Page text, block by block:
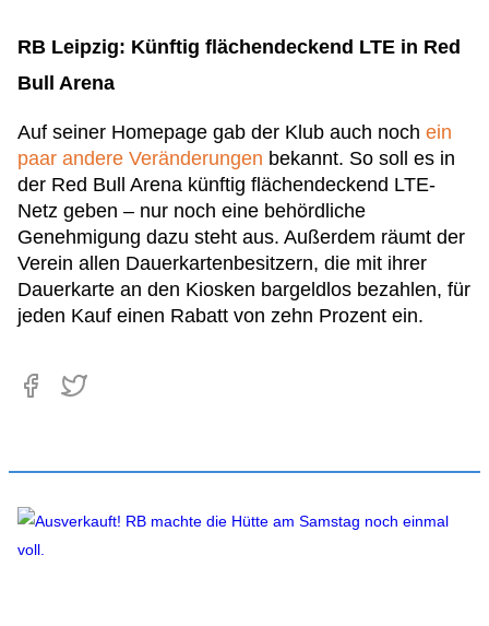
RB Leipzig: Künftig flächendeckend LTE in Red
Bull Arena
Auf seiner Homepage gab der Klub auch noch ein
paar andere Veränderungen bekannt. So soll es in
der Red Bull Arena künftig flächendeckend LTE-
Netz geben – nur noch eine behördliche
Genehmigung dazu steht aus. Außerdem räumt der
Verein allen Dauerkartenbesitzern, die mit ihrer
Dauerkarte an den Kiosken bargeldlos bezahlen, für
jeden Kauf einen Rabatt von zehn Prozent ein.